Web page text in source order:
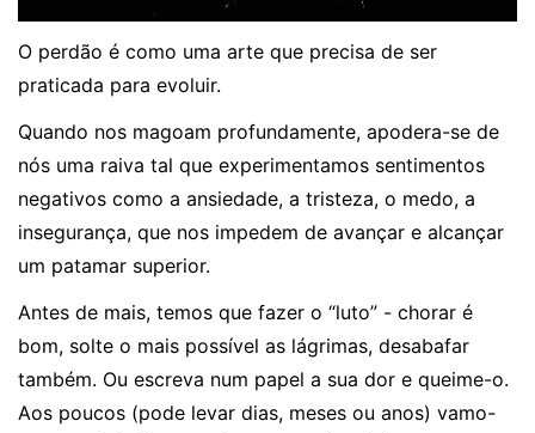
O perdão é como uma arte que precisa de ser
praticada para evoluir.
Quando nos magoam profundamente, apodera-se de
nós uma raiva tal que experimentamos sentimentos
negativos como a ansiedade, a tristeza, o medo, a
insegurança, que nos impedem de avançar e alcançar
um patamar superior.
Antes de mais, temos que fazer o “luto” - chorar é
bom, solte o mais possível as lágrimas, desabafar
também. Ou escreva num papel a sua dor e queime-o.
Aos poucos (pode levar dias, meses ou anos) vamo-